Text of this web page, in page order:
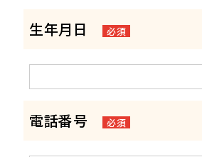
生年月日 必須
電話番号 必須